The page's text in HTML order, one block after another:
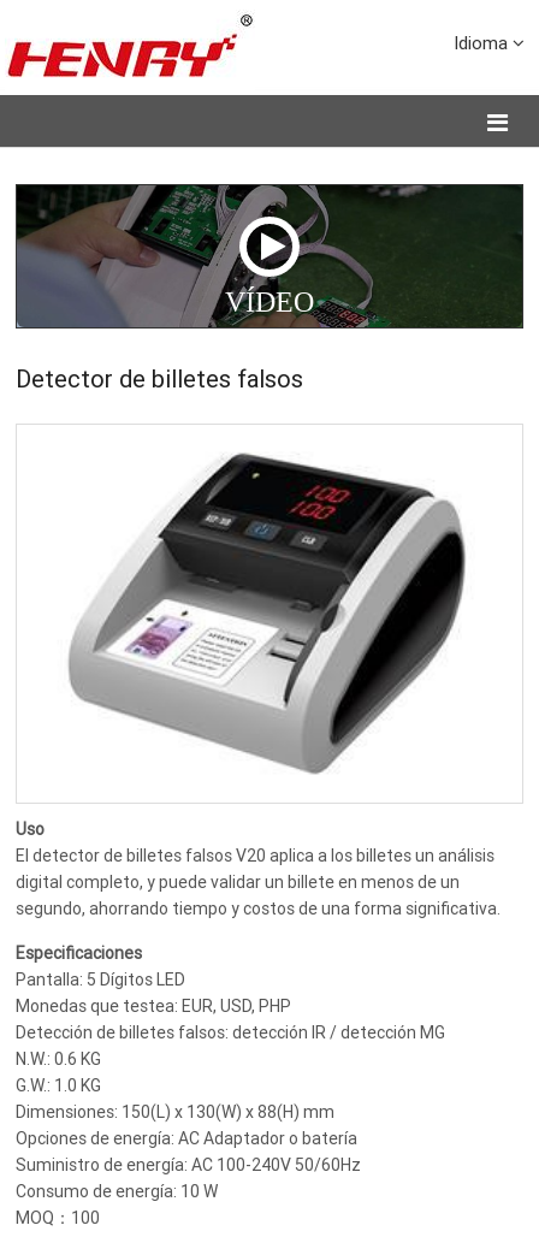
Idioma
VÍDEO
Detector de billetes falsos
Uso
El detector de billetes falsos V20 aplica a los billetes un análisis
digital completo, y puede validar un billete en menos de un
segundo, ahorrando tiempo y costos de una forma significativa.
Especificaciones
Pantalla: 5 Dígitos LED
Monedas que testea: EUR, USD, PHP
Detección de billetes falsos: detección IR / detección MG
N.W.: 0.6 KG
G.W.: 1.0 KG
Dimensiones: 150(L) x 130(W) x 88(H) mm
Opciones de energía: AC Adaptador o batería
Suministro de energía: AC 100-240V 50/60Hz
Consumo de energía: 10 W
MOQ：100